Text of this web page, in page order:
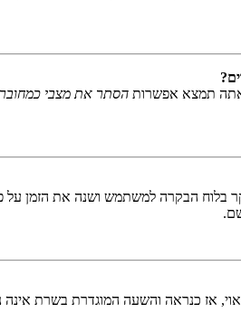
תמצא אפשרות הסתר את מצבי כמחובר
הבקרה למשתמש ושנה את הזמן על פי
אז כנראה והשעה המוגדרת בשרת